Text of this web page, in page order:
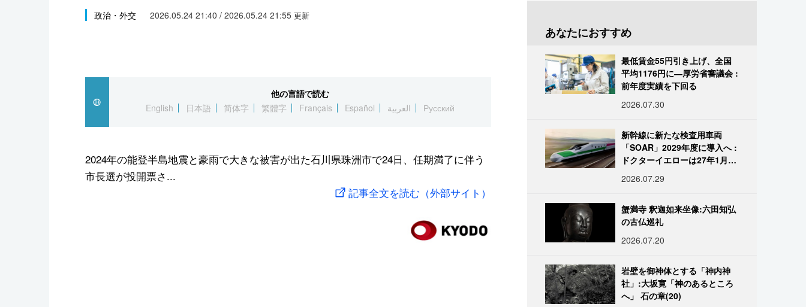
文化
スポーツ・東京2020
政治・外交 2026.05.24 21:40 / 2026.05.24 21:55 更新
他の言語で読む
English
日本語 简体字 繁體字 Français Español العربية Русский
2024年の能登半島地震と豪雨で大きな被害が出た石川県珠洲市で24日、任期満了に伴う
市長選が投開票さ...
記事全文を読む（外部サイト）
あなたにおすすめ
最低賃金55円引き上げ、全国
平均1176円に―厚労省審議会 :
前年度実績を下回る
2026.07.30
新幹線に新たな検査用車両
「SOAR」2029年度に導入へ :
ドクターイエローは27年1月に
2026.07.29
蟹満寺 釈迦如来坐像:六田知弘
の古仏巡礼
2026.07.20
岩壁を御神体とする「神内神
社」:大坂寛「神のあるところ
へ」 石の章(20)